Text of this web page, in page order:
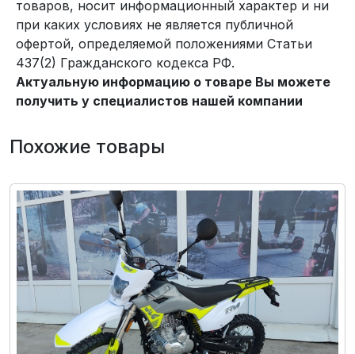
товаров, носит информационный характер и ни
при каких условиях не является публичной
офертой, определяемой положениями Статьи
437(2) Гражданского кодекса РФ.
Актуальную информацию о товаре Вы можете
получить у специалистов нашей компании
Похожие товары